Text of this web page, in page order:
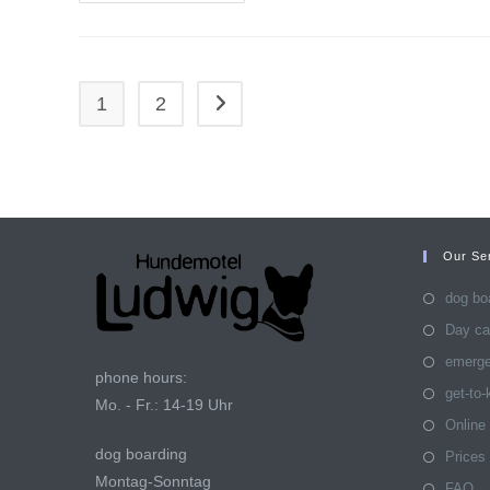
1 2 Go to the next page
phone hours:
Mo. - Fr.: 14-19 Uhr
dog boarding
Montag-Sonntag
Our
dog
Day
get-to-
Online
Prices